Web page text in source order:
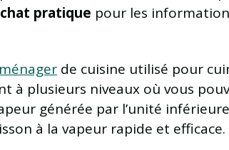
pratique pour les
de cuisine utilisé pour
à plusieurs niveaux où vous
générée par l’unité
à la vapeur rapide et efficace.